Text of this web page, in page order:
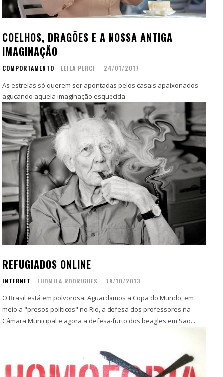
Contato
Zine
Autores
Sobre
Contato
Filmes
Sobre
Blog
Portfólio
Contato
reservados.
Contato
Zine
Autores
Sobre
Contato
Filmes
Sobre
Blog
Portfólio
Contato
reservados.
COELHOS, DRAGÕES E A NOSSA ANTIGA
IMAGINAÇÃO
COMPORTAMENTO LEILA PERCI - 24/01/2017
As estrelas só querem ser apontadas pelos casais apaixonados
aguçando aquela imaginação esquecida.
REFUGIADOS ONLINE
INTERNET LUDMILA RODRIGUES - 19/10/2013
O Brasil está em polvorosa. Aguardamos a Copa do Mundo, em
meio a "presos políticos" no Rio, a defesa dos professores na
Câmara Municipal e agora a defesa-furto dos beagles em São...